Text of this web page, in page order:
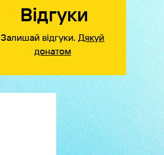
Відгуки
Залишай відгуки. Дякуй
донатом